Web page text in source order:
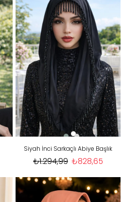
Siyah İnci Sarkaçlı Abiye Başlık
₺828,65
₺1.294,99